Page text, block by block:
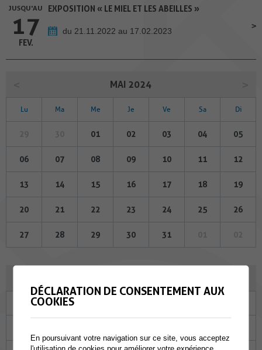
JUSQU'AU
17
FEV.
EXPOSITION « LE MIEL ET LES ABEILLES »
du 21.11.2022 au 17.02.2023
MAI 2024
Lu Ma Me Je Ve Sa Di
01 02 03 04 05
06 07 08 09 10 11 12
13 14 15 16 17 18 19
20 21 22 23 24 25 26
27 28 29 30 31
Ma
DÉCLARATION DE CONSENTEMENT AUX
COOKIES
En poursuivant votre navigation sur ce site, vous acceptez